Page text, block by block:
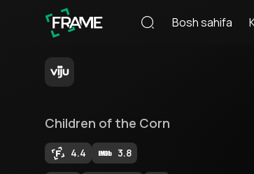
Bosh sahifa
Children of the Corn
4.4 3.8